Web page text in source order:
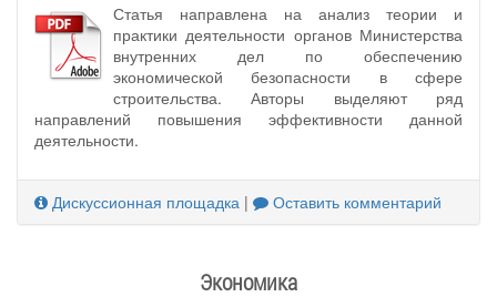
Статья направлена на анализ теории и
практики деятельности органов Министерства
внутренних дел по обеспечению
экономической безопасности в сфере
строительства. Авторы выделяют ряд
направлений повышения эффективности данной
деятельности.
Дискуссионная площадка | Оставить комментарий
Экономика